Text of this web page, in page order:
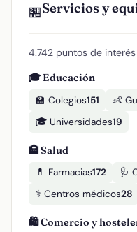
🏪Servicios y
4.742 puntos de
🎓 Educación
🏫 Colegios151 👶
🎓 Universidades19
🏥 Salud
💊 Farmacias172 🩺
⚕️ Centros médicos28
🛍️ Comercio y